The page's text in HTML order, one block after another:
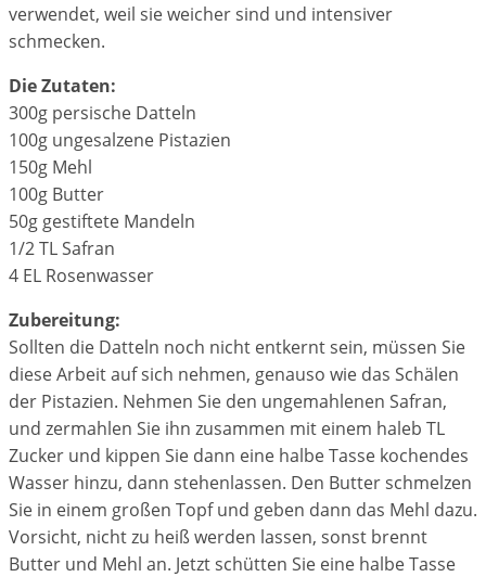
verwendet, weil sie weicher sind und intensiver
schmecken.
Die Zutaten:
300g persische Datteln
100g ungesalzene Pistazien
150g Mehl
100g Butter
50g gestiftete Mandeln
1/2 TL Safran
4 EL Rosenwasser
Zubereitung:
Sollten die Datteln noch nicht entkernt sein, müssen Sie
diese Arbeit auf sich nehmen, genauso wie das Schälen
der Pistazien. Nehmen Sie den ungemahlenen Safran,
und zermahlen Sie ihn zusammen mit einem haleb TL
Zucker und kippen Sie dann eine halbe Tasse kochendes
Wasser hinzu, dann stehenlassen. Den Butter schmelzen
Sie in einem großen Topf und geben dann das Mehl dazu.
Vorsicht, nicht zu heiß werden lassen, sonst brennt
Butter und Mehl an. Jetzt schütten Sie eine halbe Tasse